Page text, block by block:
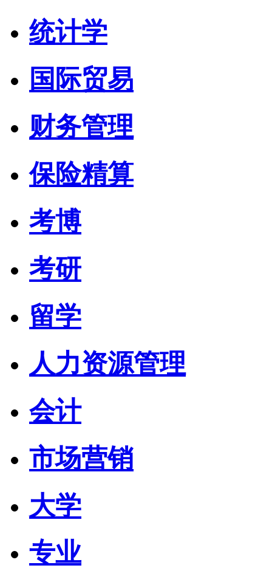
统计学
国际贸易
财务管理
保险精算
考博
考研
留学
人力资源管理
会计
市场营销
大学
专业